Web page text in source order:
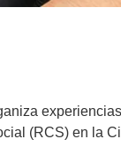
(RCS) en la